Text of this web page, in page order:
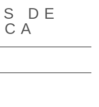
DE
modo de navegación